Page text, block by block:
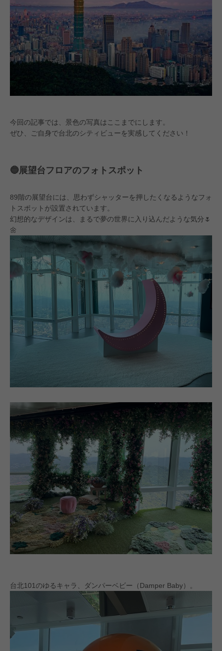
今回の記事では、景色の写真はここまでにします。
ぜひ、ご自身で台北のシティビューを実感してください！
🔵展望台フロアのフォトスポット
89階の展望台には、思わずシャッターを押したくなるようなフォ
トスポットが設置されています。
幻想的なデザインは、まるで夢の世界に入り込んだような気分🌷
🌼
台北101のゆるキャラ、ダンパーベビー（Damper Baby）。